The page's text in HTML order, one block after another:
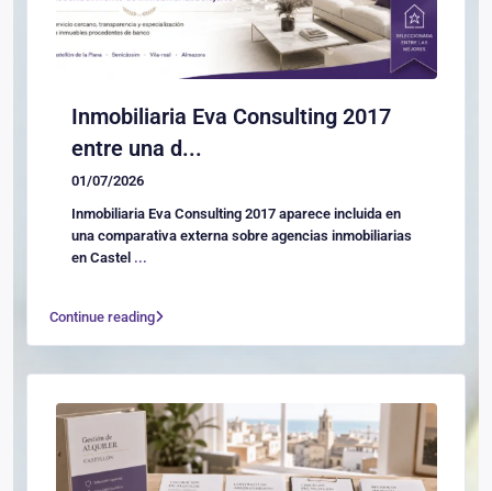
Inmobiliaria Eva Consulting 2017
entre una d...
01/07/2026
Inmobiliaria Eva Consulting 2017 aparece incluida en
una comparativa externa sobre agencias inmobiliarias
en Castel ...
Continue reading